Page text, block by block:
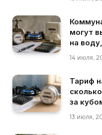
могут
на
14 июля,
Тариф
за
13 июля,